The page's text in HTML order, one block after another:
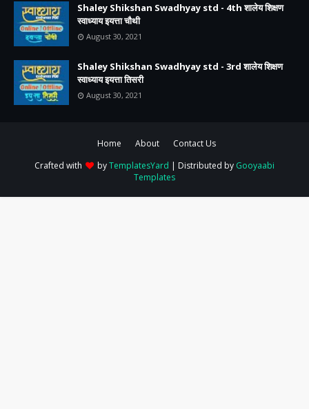
Shaley Shikshan Swadhyay std - 4th शालेय शिक्षण
स्वाध्याय इयत्ता चौथी
August 30, 2021
Shaley Shikshan Swadhyay std - 3rd शालेय शिक्षण
स्वाध्याय इयत्ता तिसरी
August 30, 2021
Home About
Contact Us
Crafted with
byTemplatesYard | Distributed by Gooyaabi
Templates